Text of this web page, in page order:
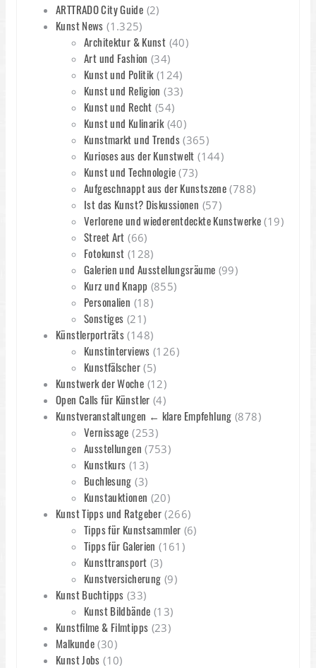
ARTTRADO City Guide (2)
Kunst News (1.325)
Architektur & Kunst (40)
Art und Fashion (34)
Kunst und Politik(124)
Kunst und Religion (33)
Kunst und Recht (54)
Kunst und Kulinarik(40)
Kunstmarkt und Trends(365)
Kurioses aus der Kunstwelt (144)
Kunst und Technologie(73)
Aufgeschnappt aus der Kunstszene (788)
Ist das Kunst? Diskussionen (57)
Verlorene und wiederentdeckte Kunstwerke (19)
Street Art (66)
Fotokunst (128)
Galerien und Ausstellungsräume (99)
Kurz und Knapp (855)
Personalien (18)
Sonstiges (21)
Künstlerporträts (148)
Kunstinterviews (126)
Kunstfälscher(5)
Kunstwerk der Woche (12)
Open Calls für Künstler (4)
Kunstveranstaltungen ← klare Empfehlung (878)
Vernissage (253)
Ausstellungen (753)
Kunstkurs (13)
Buchlesung (3)
Kunstauktionen (20)
Kunst Tipps und Ratgeber (266)
Tipps für Kunstsammler (6)
Tipps für Galerien (161)
Kunsttransport (3)
Kunstversicherung (9)
Kunst Buchtipps (33)
Kunst Bildbände (13)
Kunstfilme & Filmtipps (23)
Malkunde (30)
Kunst Jobs (10)